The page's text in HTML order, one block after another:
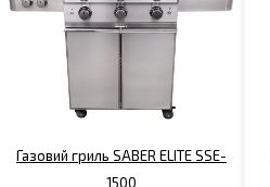
Газовий гриль SABER ELITE SSE-
1500